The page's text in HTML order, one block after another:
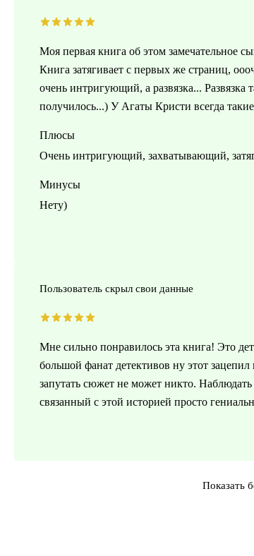
Моя первая книга об этом замечательное
Книга затягивает с первых же страниц,
очень интригующий, а развязка...
получилось...) У Агаты Кристи всегда
Плюсы
Очень интригующий, захватывающий,
Минусы
Нету)
Пользователь скрыл свои данные
Мне сильно понравилось эта книга! Это
большой фанат детективов ну этот
запутать сюжет не может никто.
связанный с этой историей просто
Показать